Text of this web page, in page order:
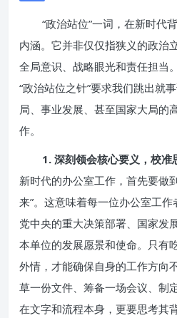
“政治站位”一词，在新时代
内涵。它并非仅仅指狭义的政治
全局意识、战略眼光和责任担当
“政治站位之针”要求我们跳出就
局、事业发展、甚至国家大局的
作。
1. 深刻领会核心要义，校准
新时代的办公室工作，首先要做
来”。这意味着每一位办公室工
党中央的重大决策部署、国家发
本单位的发展愿景和使命。只有
外情，才能确保自身的工作方向
草一份文件、筹备一场会议、制
在文字和流程本身，更要思考其